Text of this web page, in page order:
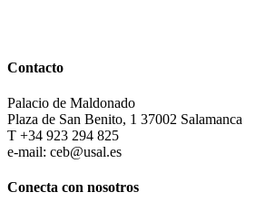
Contacto
Palacio de Maldonado
Plaza de San Benito, 1 37002 Salamanca
T +34 923 294 825
e-mail: ceb@usal.es
Conecta con nosotros